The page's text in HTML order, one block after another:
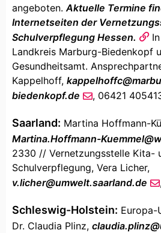
angeboten. Aktuelle Termine
Internetseiten der
Schulverpflegung Hessen.
In
Landkreis Marburg-Biedenkopf
Gesundheitsamt.
Kappelhoff, kappelhoffc@
biedenkopf.de , 06421
Saarland: Martina Hoffmann-
Martina.Hoffmann-Kuemmel@
2330 // Vernetzungsstelle Kita-
Schulverpflegung, Vera Licher,
v.licher@umwelt.saarland.de
Schleswig-Holstein: Europa-
Dr. Claudia Plinz, claudia.plinz@